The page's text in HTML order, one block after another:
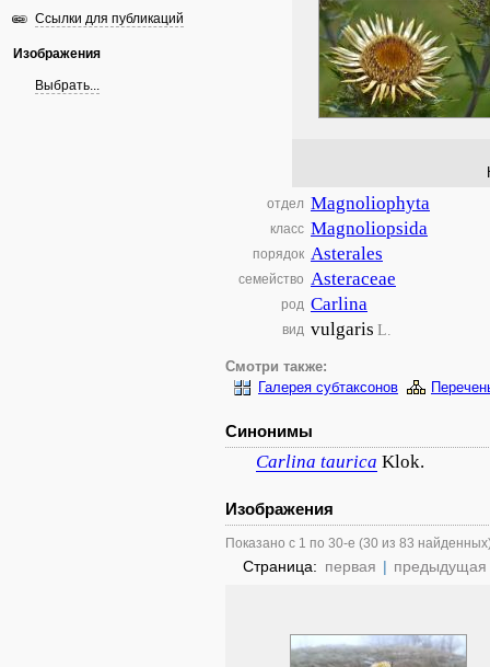
Ссылки для публикаций
Изображения
Выбрать...
отдел Magnoliophyta
класс Magnoliopsida
порядок Asterales
семейство Asteraceae
род Carlina
вид vulgaris L.
Смотри также:
Галерея субтаксонов
Синонимы
Carlina taurica Klok.
Изображения
Показано с 1 по 30-е (30 из 83
Страница: первая | предыдущая